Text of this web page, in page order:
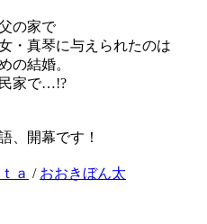
の家で
・真琴に与えられたのは
の結婚。
家で…!?
、開幕です！
ａ / おおきぼん太